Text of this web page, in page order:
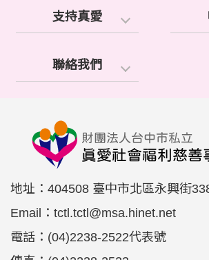
支持真愛
聯絡我們
地址： 404508 臺中市北區永興街
Email： tctl.tctl@msa.hinet.net
電話： (04)2238-2522代表號